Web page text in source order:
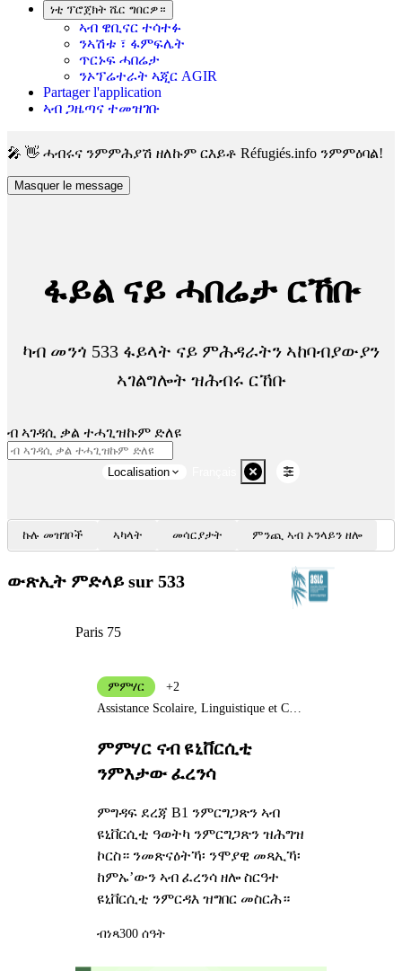
ነቲ ፕሮጀክት ሼር ግበርዎ።
ኣብ ዌቢናር ተሳተፉ
ንኣሽቱ ፣ ፋምፍሌት
ጥርኑፍ ሓበሬታ
ንኦፕሬተራት ኣጂር AGIR
Partager l'application
ኣብ ጋዜጣና ተመዝገቡ
🎤 👋 ሓብሩና ንምምሕያሽ ዘለኩም ርእይቶ Réfugiés.info ንምምዕባል!
Masquer le message
ፋይል ናይ ሓበሬታ ርኸቡ
ካብ መንጎ 533 ፋይላት ናይ ምሕዳራትን ኣከባብያውያን
ኣገልግሎት ዝሕብሩ ርኸቡ
ብ ኣገዳሲ ቃል ተሓጊዝኩም ድለዩ
Localisation
ኩሉ መዝገቦች ኣካላት መሳርያታት ምንጪ ኣብ ኦንላይን ዘሎ
ውጽኢት ምድላይ sur 533
Paris 75
ምምሃር ናብ ዩኒቨርሲቲ
ንምእታው ፈረንሳ
ምግዳፍ ደረጃ B1 ንምርግጋጽን ኣብ
ዩኒቨርሲቲ ዓወትካ ንምርግጋጽን ዝሕግዝ
ኮርስ። ንመጽናዕትኻ፡ ንሞያዊ መጻኢኻ፡
ከምኡ’ውን ኣብ ፈረንሳ ዘሎ ስርዓተ
ዩኒቨርሲቲ ንምርዳእ ዝግበር መስርሕ።
ምምሃር
+2
Assistance Scolaire, Linguistique et Culturelle
ብነጻ300 ሰዓት